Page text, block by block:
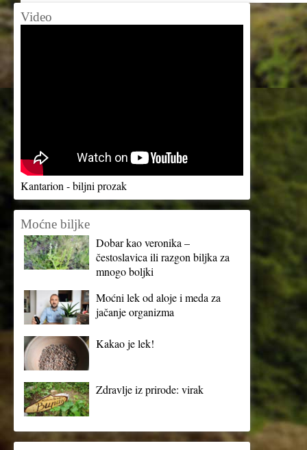
Video
Kantarion - biljni prozak
Moćne biljke
Dobar kao veronika –
čestoslavica ili razgon biljka za
mnogo boljki
Moćni lek od aloje i meda za
jačanje organizma
Kakao je lek!
Zdravlje iz prirode: virak